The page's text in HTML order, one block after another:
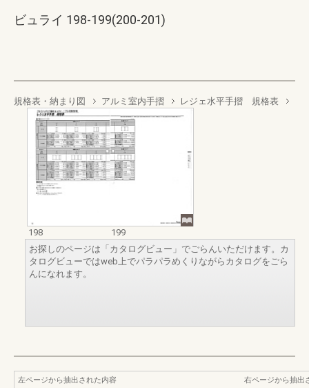
ビュライ 198-199(200-201)
規格表・納まり図 アルミ室内手摺 レジェ水平手摺 規格表
198
199
お探しのページは「カタログビュー」でごらんいただけます。カ
タログビューではweb上でパラパラめくりながらカタログをごら
んになれます。
左ページから抽出された内容
右ページから抽出